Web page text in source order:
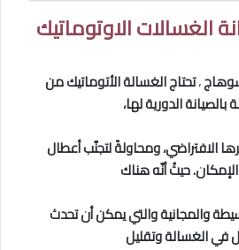
الغسالات الاوتوماتيك
،تحتاج الغسالة الأتوماتيك من
الدورية لها،
الافتراضي، ومحاولةً لتجنّب أعطال
حيثُ أنّه هناك
والمجانية والتي يمكن أن تحدث
في الغسالة وتقليل